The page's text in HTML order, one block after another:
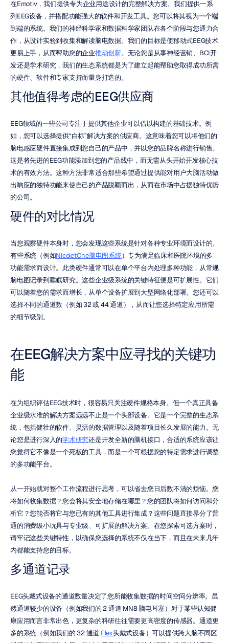
在Emotiv，我们提供专为企业用途设计的完整解决方案。我们提供一系
列EEG设备，并搭配功能强大的软件和开发工具。您可以将其视为一个端
到端的系统。我们的神经科学家和数据科学家团队在各个阶段与您通力合
作，从设计实验到收集和解读脑电数据。我们的目标是使移动式EEG技术
更易上手，从而帮助您的企业推动创新。无论您是从事神经营销、BCI开
发还是学术研究，我们的生态系统都是为了建立起能帮助您取得成功所需
的硬件、软件和专家支持而量身打造的。
其他值得考虑的EEG供应商
EEG领域的一些公司专注于提供其他企业可以借以构建的基础技术。例
如，您可以选择提供“白标”解决方案的供应商。这意味着您可以将他们的
脑电感应硬件直接集成到您自己的产品中，并以您的品牌名称进行销售。
这是将先进的EEG功能添加到您的产品线中，而无需从头开始开发核心技
术的有效方法。这种方法非常适合那些希望通过提供能对用户大脑活动做
出响应的独特功能来使自己的产品脱颖而出，从而在市场中占据独特优势
的公司。
硬件的对比情况
当您观察硬件本身时，您会发现这些系统是针对各种专业环境而设计的。
有些系统（例如NicoletOne脑电图系统）专为满足临床和医院环境的多
功能需求而设计。此类硬件通常可以在单个平台内处理多种功能，从常规
脑电图记录到睡眠研究。这些企业级系统的关键特征便是可扩展性。它们
可以随着您的需求而增长，从单个设备扩展到大型网络化部署。您还可以
选择不同的通道数（例如 32 或 44 通道），从而让您选择特定应用所需
的细节级别。
在EEG解决方案中应寻找的关键功
能
在为组织评估EEG技术时，很容易只关注硬件规格本身。但一个真正具备
企业级水准的解决方案远远不止是一个头部设备。它是一个完整的生态系
统，包括健壮的软件、灵活的数据管理以及随着项目长久发展的能力。无
论您是进行深入的学术研究还是开发全新的脑机接口，合适的系统应该让
您觉得它不像是一个死板的工具，而是一个可根据您的特定需求进行调整
的多功能平台。
从一开始就对整个工作流程进行思考，可以省去您日后数不清的烦恼。您
将如何收集数据？您会将其安全地存储在哪里？您的团队将如何访问和分
析它？您能否将它与您已有的其他工具进行集成？这些问题直接界分了普
通的消费级小玩具与专业级、可扩展的解决方案。在您探索可选方案时，
请牢记这些关键特性，以确保您选择的系统不仅在当下，而且在未来几年
内都能支持您的目标。
多通道记录
EEG头戴式设备的通道数量决定了您所能收集数据的时间空间分辨率。虽
然通道较少的设备（例如我们的 2 通道 MN8 脑电耳塞）对于某些认知健
康应用而言非常出色，更复杂的科研往往需要更高密度的传感器。通道更
多的系统（例如我们的 32 通道 Flex头戴式设备）可以提供跨大脑不同区